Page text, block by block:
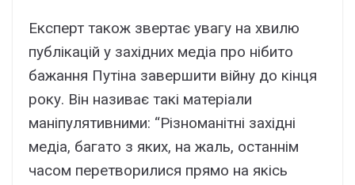
Експерт також звертає увагу на хвилю
публікацій у західних медіа про нібито
бажання Путіна завершити війну до кінця
року. Він називає такі матеріали
маніпулятивними: “Різноманітні західні
медіа, багато з яких, на жаль, останнім
часом перетворилися прямо на якісь